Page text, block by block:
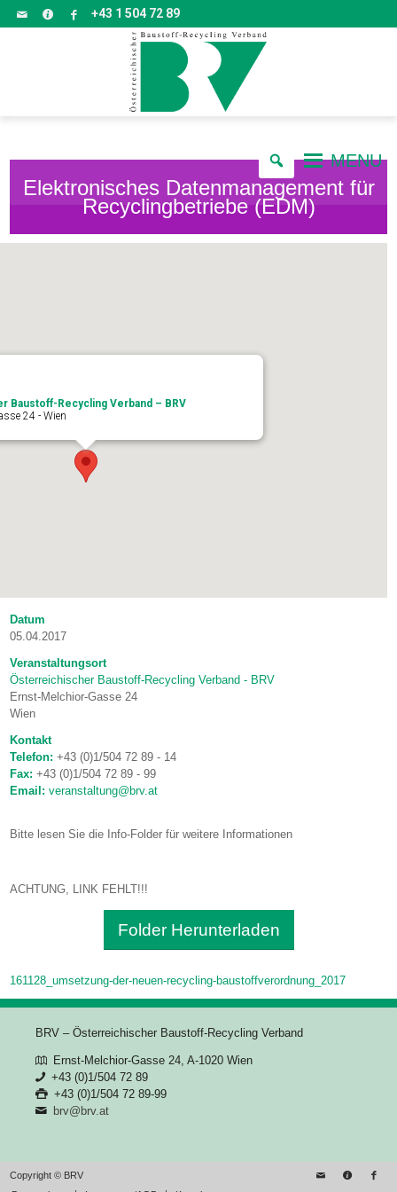
+43 1 504 72 89
MENU
Elektronisches Datenmanagement für
Recyclingbetriebe (EDM)
Baustoff-Recycling Verband – BRV
24 - Wien
Datum
05.04.2017
Veranstaltungsort
Österreichischer Baustoff-Recycling Verband - BRV
Ernst-Melchior-Gasse 24
Wien
Kontakt
Telefon:+43 (0)1/504 72 89 - 14
Fax:+43 (0)1/504 72 89 - 99
Email: veranstaltung@brv.at
Bitte lesen Sie die Info-Folder für weitere Informationen
ACHTUNG, LINK FEHLT!!!
Folder Herunterladen
161128_umsetzung-der-neuen-recycling-baustoffverordnung_2017
BRV – Österreichischer Baustoff-Recycling Verband
Ernst-Melchior-Gasse 24, A-1020 Wien
+43 (0)1/504 72 89
+43 (0)1/504 72 89-99
brv@brv.at
Copyright © BRV